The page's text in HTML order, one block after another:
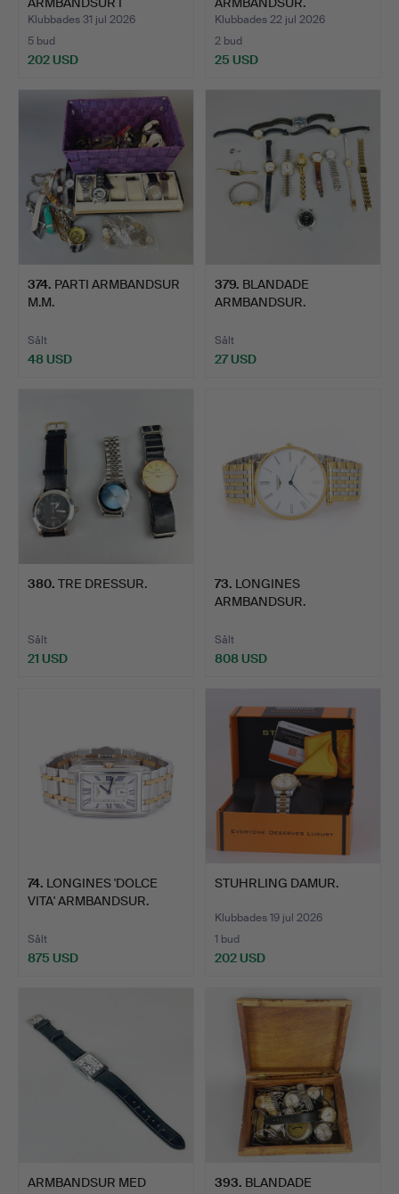
GULGULDPLÄTERING.
Klubbades 31 jul 2026
5 bud
202 USD
Klubbades 22 jul 2026
2 bud
25 USD
374. PARTI ARMBANDSUR
M.M.
Sålt
48 USD
379. BLANDADE
ARMBANDSUR.
Sålt
27 USD
380. TRE DRESSUR.
Sålt
21 USD
73. LONGINES
ARMBANDSUR.
Sålt
808 USD
74. LONGINES 'DOLCE
VITA' ARMBANDSUR.
Sålt
875 USD
STUHRLING DAMUR.
Klubbades 19 jul 2026
1 bud
202 USD
ARMBANDSUR MED
393. BLANDADE